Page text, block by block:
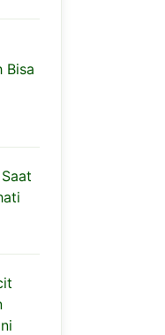
Bisa